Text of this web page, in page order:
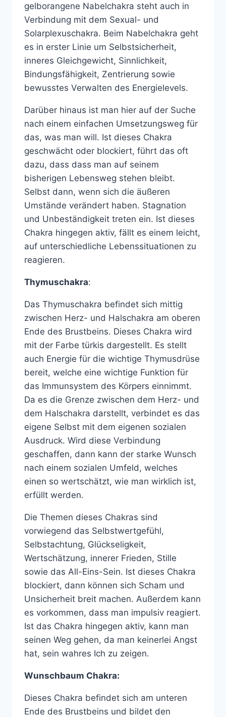
gelborangene Nabelchakra steht auch in
Verbindung mit dem Sexual- und
Solarplexuschakra. Beim Nabelchakra geht
es in erster Linie um Selbstsicherheit,
inneres Gleichgewicht, Sinnlichkeit,
Bindungsfähigkeit, Zentrierung sowie
bewusstes Verwalten des Energielevels.
Darüber hinaus ist man hier auf der Suche
nach einem einfachen Umsetzungsweg für
das, was man will. Ist dieses Chakra
geschwächt oder blockiert, führt das oft
dazu, dass dass man auf seinem
bisherigen Lebensweg stehen bleibt.
Selbst dann, wenn sich die äußeren
Umstände verändert haben. Stagnation
und Unbeständigkeit treten ein. Ist dieses
Chakra hingegen aktiv, fällt es einem leicht,
auf unterschiedliche Lebenssituationen zu
reagieren.
Thymuschakra:
Das Thymuschakra befindet sich mittig
zwischen Herz- und Halschakra am oberen
Ende des Brustbeins. Dieses Chakra wird
mit der Farbe türkis dargestellt. Es stellt
auch Energie für die wichtige Thymusdrüse
bereit, welche eine wichtige Funktion für
das Immunsystem des Körpers einnimmt.
Da es die Grenze zwischen dem Herz- und
dem Halschakra darstellt, verbindet es das
eigene Selbst mit dem eigenen sozialen
Ausdruck. Wird diese Verbindung
geschaffen, dann kann der starke Wunsch
nach einem sozialen Umfeld, welches
einen so wertschätzt, wie man wirklich ist,
erfüllt werden.
Die Themen dieses Chakras sind
vorwiegend das Selbstwertgefühl,
Selbstachtung, Glückseligkeit,
Wertschätzung, innerer Frieden, Stille
sowie das All-Eins-Sein. Ist dieses Chakra
blockiert, dann können sich Scham und
Unsicherheit breit machen. Außerdem kann
es vorkommen, dass man impulsiv reagiert.
Ist das Chakra hingegen aktiv, kann man
seinen Weg gehen, da man keinerlei Angst
hat, sein wahres Ich zu zeigen.
Wunschbaum Chakra:
Dieses Chakra befindet sich am unteren
Ende des Brustbeins und bildet den